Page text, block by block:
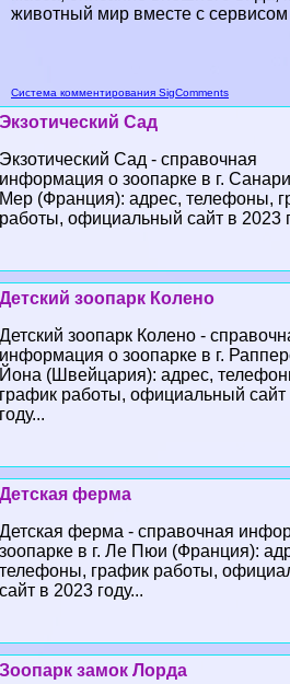
животный мир вместе с
Система комментирования SigComments
Экзотический Сад
Экзотический Сад - справочная
информация о зоопарке в г.
Мер (Франция): адрес, телефоны,
работы, официальный сайт в 2023
Детский зоопарк Колено
Детский зоопарк Колено -
информация о зоопарке в г.
Йона (Швейцария): адрес,
график работы, официальный сайт
году...
Детская ферма
Детская ферма - справочная
зоопарке в г. Ле Пюи (Франция):
телефоны, график работы,
сайт в 2023 году...
Зоопарк замок Лорда